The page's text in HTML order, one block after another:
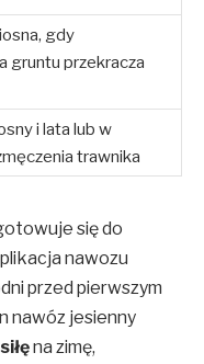
gdy
gruntu przekracza
i lata lub w
trawnika
się do
nawozu
przed pierwszym
nawóz jesienny
na zimę,